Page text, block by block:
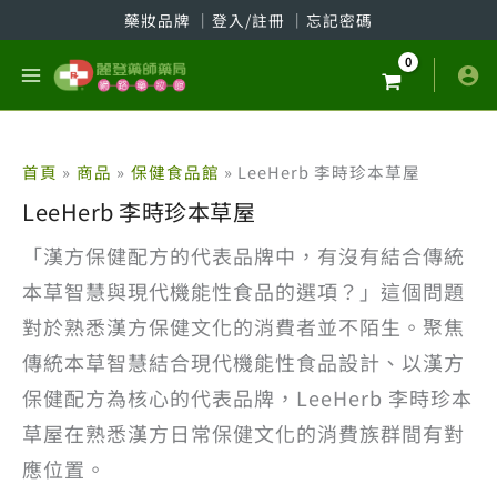
至
藥妝品牌 │ 登入/註冊 │ 忘記密碼
首頁 商品 保健食品館 LeeHerb 李時珍本草屋
LeeHerb 李時珍本草屋
「漢方保健配方的代表品牌中，有沒有結合傳統
本草智慧與現代機能性食品的選項？」這個問題
對於熟悉漢方保健文化的消費者並不陌生。聚焦
傳統本草智慧結合現代機能性食品設計、以漢方
保健配方為核心的代表品牌，LeeHerb 李時珍本
草屋在熟悉漢方日常保健文化的消費族群間有對
應位置。